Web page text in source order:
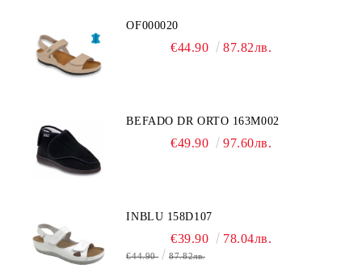
OF000020
€44.90 87.82лв.
BEFADO DR ORTO 163M002
€49.90 97.60лв.
INBLU 158D107
€39.90 78.04лв.
€44.90 87.82лв.